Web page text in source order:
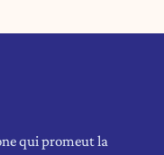
qui promeut la